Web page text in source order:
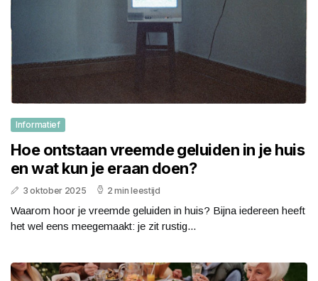
Informatief
Hoe ontstaan vreemde geluiden in je huis
en wat kun je eraan doen?
3 oktober 2025 2 min leestijd
Waarom hoor je vreemde geluiden in huis? Bijna iedereen heeft
het wel eens meegemaakt: je zit rustig...